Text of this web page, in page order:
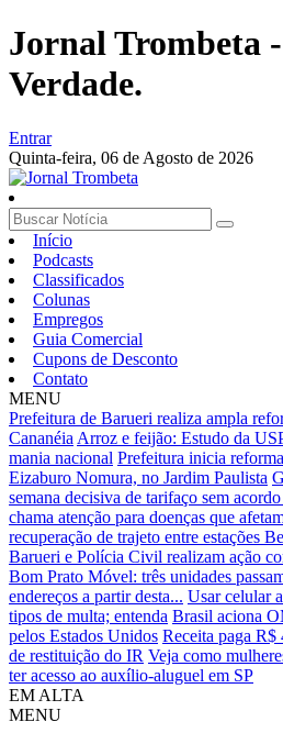
Jornal Trombeta
Verdade.
Entrar
Quinta-feira, 06 de Agosto de 2026
Início
Podcasts
Classificados
Colunas
Empregos
Guia Comercial
Cupons de Desconto
Contato
MENU
Prefeitura de Barueri realiza ampla
Cananéia Arroz e feijão: Estudo da
mania nacional Prefeitura inicia
Eizaburo Nomura, no Jardim Paulista
semana decisiva de tarifaço sem
chama atenção para doenças que
recuperação de trajeto entre estações
Barueri e Polícia Civil realizam ação
Bom Prato Móvel: três unidades
endereços a partir desta... Usar celular
tipos de multa; entenda Brasil aciona
pelos Estados Unidos Receita paga
de restituição do IR Veja como
ter acesso ao auxílio-aluguel em SP
EM ALTA
MENU